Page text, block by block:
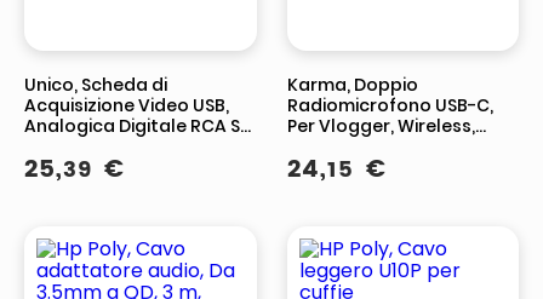
Unico, Scheda di
Acquisizione Video USB,
Analogica Digitale RCA S-
25,39 €
Karma, Doppio
Radiomicrofono USB-C,
Per Vlogger, Wireless,
24,15 €